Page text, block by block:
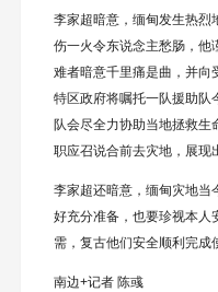
李家超暗意，缅甸发生热烈
伤一火令东说念主愁肠，他
难者暗意千里痛是曲，并向
特区政府将嘱托一队援助队
队会尽全力协助当地拯救生
职应召说合前去灾地，展现
李家超还暗意，缅甸灾地当
好充分准备，也要珍视本人
需，复古他们安全顺利完成
南边+记者 陈彧